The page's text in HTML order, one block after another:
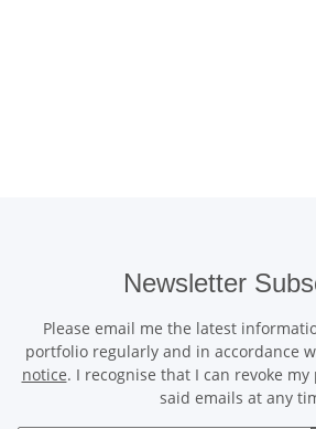
Newsletter
Please email me the latest
portfolio regularly and in accordance
notice. I recognise that I can revoke
said emails at any